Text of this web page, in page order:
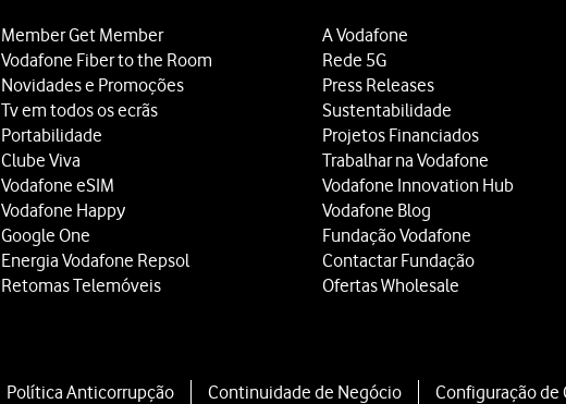
Member Get Member
Vodafone Fiber to the Room
Novidades e Promoções
Tv em todos os ecrãs
Portabilidade
Clube Viva
Vodafone eSIM
Vodafone Happy
Google One
Energia Vodafone Repsol
Retomas Telemóveis
A Vodafone
Rede 5G
Press Releases
Sustentabilidade
Projetos Financiados
Trabalhar na Vodafone
Vodafone Innovation Hub
Vodafone Blog
Fundação Vodafone
Contactar Fundação
Ofertas Wholesale
Política Anticorrupção Continuidade de Negócio Configuração de